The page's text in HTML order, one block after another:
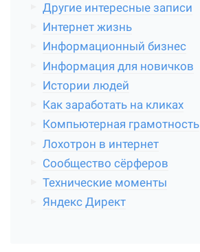
Другие интересные записи
Интернет жизнь
Информационный бизнес
Информация для новичков
Истории людей
Как заработать на кликах
Компьютерная грамотность
Лохотрон в интернет
Сообщество сёрферов
Технические моменты
Яндекс Директ